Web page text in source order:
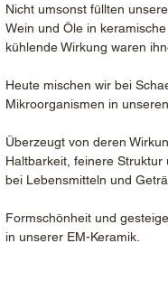
Nicht umsonst füllten
Wein und Öle in
kühlende Wirkung waren
Heute mischen wir bei
Mikroorganismen in unseren
Überzeugt von deren
Haltbarkeit, feinere
bei Lebensmitteln und
Formschönheit und
in unserer EM-Keramik.